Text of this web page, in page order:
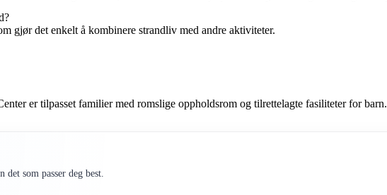
gjør det enkelt å kombinere strandliv med andre aktiviteter.
er tilpasset familier med romslige oppholdsrom og tilrettelagte fasiliteter for barn.
som passer deg best.